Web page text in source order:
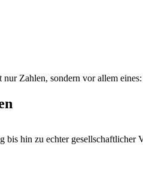
Zahlen, sondern vor allem eines:
hin zu echter gesellschaftlicher